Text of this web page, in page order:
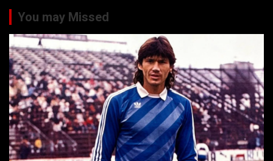
You may Missed